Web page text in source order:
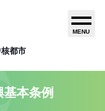
都市
MENU
本条例